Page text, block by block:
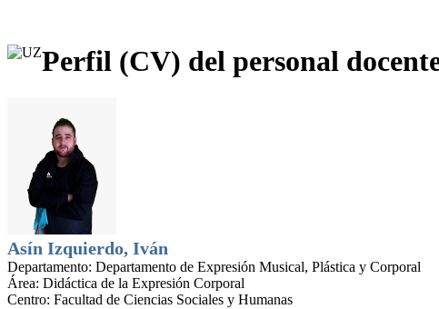
Perfil (CV) del personal
Asín Izquierdo, Iván
Departamento: Departamento de Expresión Musical, Plástica y Corporal
Área: Didáctica de la Expresión Corporal
Centro: Facultad de Ciencias Sociales y Humanas